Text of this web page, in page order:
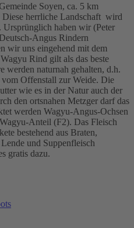
Soyen, ca. 5 km
herrliche Landschaft wird
haben wir (Peter
Angus Rindern
wir uns eingehend mit dem
Rind gilt als das beste
werden naturnah gehalten, d.h.
Offenstall zur Weide. Die
wie es in der Natur auch der
den ortsnahen Metzger darf das
werden Wagyu-Angus-Ochsen
Anteil (F2). Das Fleisch
bestehend aus Braten,
und Suppenfleisch
gratis dazu.